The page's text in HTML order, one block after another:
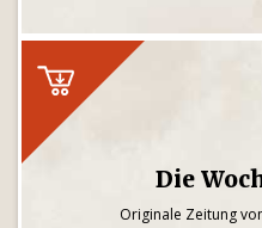
Die
Originale Zeitung